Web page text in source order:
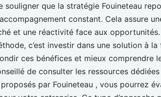
que la stratégie Fouineteau
constant. Cela assure
et une réactivité face aux
c’est investir dans une solution à
ces bénéfices et mieux comprendre
de consulter les ressources
par Fouineteau , vous pourrez